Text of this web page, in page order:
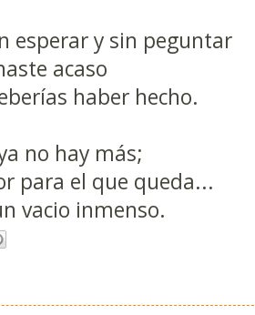
esperar y sin peguntar
acaso
haber hecho.
no hay más;
para el que queda...
vacio inmenso.